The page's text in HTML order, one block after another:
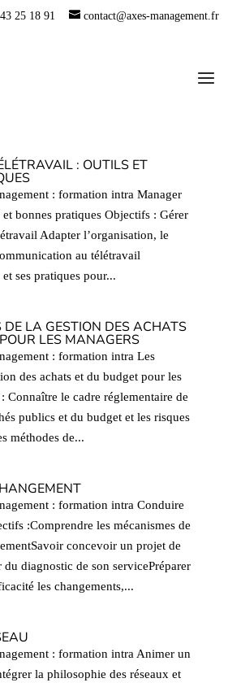
25 18 91 contact@axes-management.fr
: OUTILS ET
: formation intra Manager
bonnes pratiques Objectifs : Gérer
Adapter l’organisation, le
au télétravail
ses pratiques pour...
DE LA GESTION DES ACHATS
LES MANAGERS
: formation intra Les
des achats et du budget pour les
Connaître le cadre réglementaire de
publics et du budget et les risques
méthodes de...
: formation intra Conduire
:Comprendre les mécanismes de
concevoir un projet de
du diagnostic de son servicePréparer
les changements,...
: formation intra Animer un
la philosophie des réseaux et